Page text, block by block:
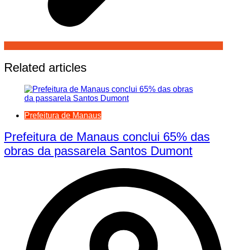
Related articles
Prefeitura de Manaus
Prefeitura de Manaus conclui 65% das
obras da passarela Santos Dumont